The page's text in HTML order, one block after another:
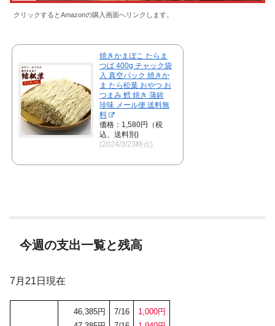
クリックするとAmazonの購入画面へリンクします。
焼きかまぼこ たらま
つば 400g チャック袋
入 真空パック 焼きか
ま たら松葉 おやつ お
つまみ 鱈 焼き 蒲鉾
珍味 メール便 送料無
料
価格：1,580円（税
込、送料別)
(2024/3/23時点)
今週の支出一覧と残高
7月21日現在
46,385円
7/16
1,000円